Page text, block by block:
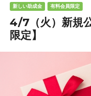
新しい助成金 有料会員限定
4/7（火）新規
限定】